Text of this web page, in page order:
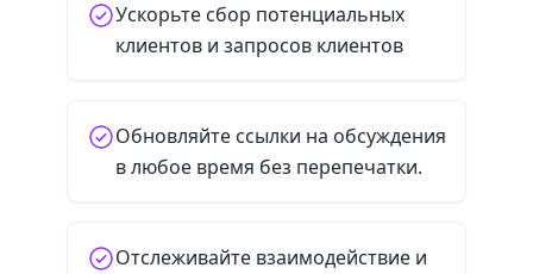
Ускорьте сбор потенциальных
клиентов и запросов клиентов
Обновляйте ссылки на обсуждения
в любое время без перепечатки.
Отслеживайте взаимодействие и